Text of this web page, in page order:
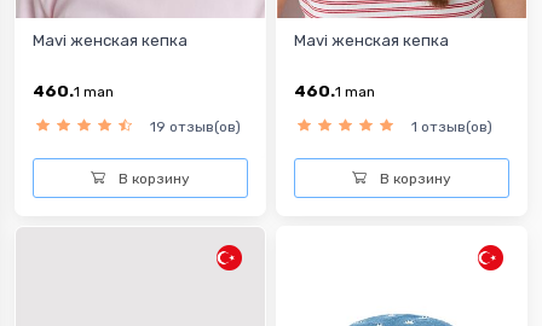
Mavi женская кепка
460.1 man
19 отзыв(ов)
В корзину
Mavi женская кепка
460.1 man
1 отзыв(ов)
В корзину